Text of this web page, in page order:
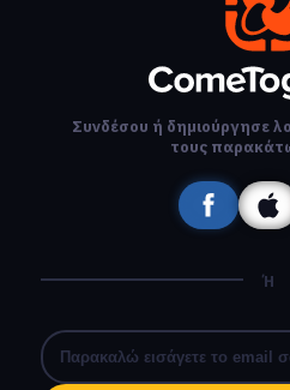
Συνδέσου ή δημιούργησε
τους
Ή